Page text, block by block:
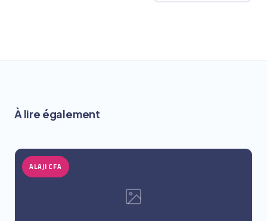
À lire également
ALAJI CFA